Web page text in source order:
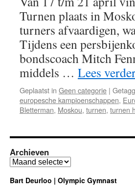
Turnen plaats in
turners afvaardigen,
Tijdens een
bondscoach Mitch
middels … Lees
Geplaatst in Geen categorie |
europesche kampioenschappen,
Bletterman, Moskou, turnen, turnen
Archieven
Archieven
Bart Deurloo | Olympic Gymnast